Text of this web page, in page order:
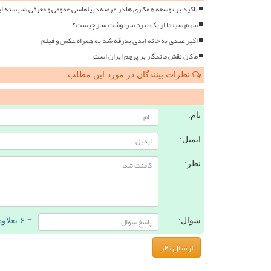
تاکید بر توسعه همکاری ها در عرصه دیپلماسی عمومی و معرفی شایسته
سهم سینما از یک نبرد سرنوشت ساز چیست؟
اکبر عبدی به خانه ابدی بدرقه شد به همراه عکس و فیلم
ماکان نقش ماندگار بر پرچم ایران است
نظرات بینندگان در مورد این مطلب
نام:
ایمیل:
نظر:
سوال: = ۶ بعلاوه ۲